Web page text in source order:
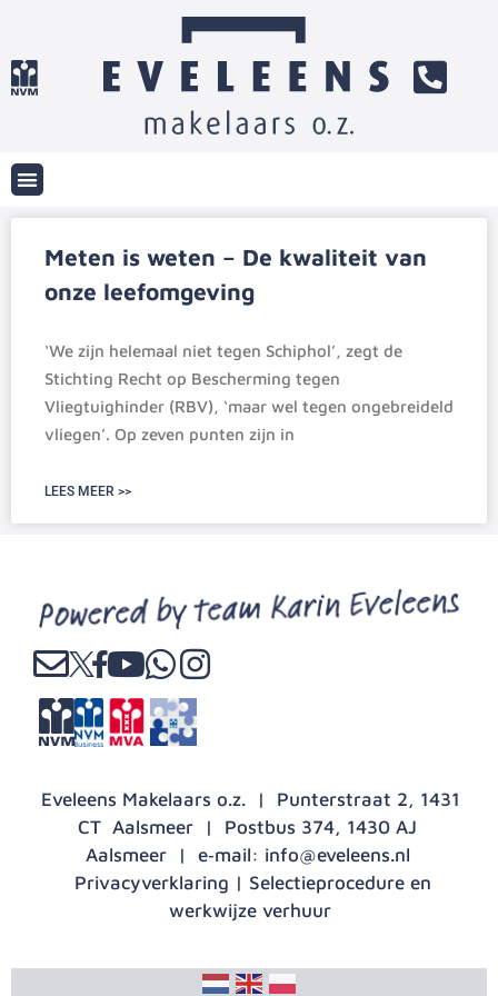
Meten is weten – De kwaliteit van
onze leefomgeving
‘We zijn helemaal niet tegen Schiphol’, zegt de
Stichting Recht op Bescherming tegen
Vliegtuighinder (RBV), ‘maar wel tegen ongebreideld
vliegen’. Op zeven punten zijn in
LEES MEER >>
Eveleens Makelaars o.z. | Punterstraat 2, 1431
CT Aalsmeer | Postbus 374, 1430 AJ
Aalsmeer | e‑mail: info@eveleens.nl
Privacyverklaring | Selectieprocedure en
werkwijze verhuur